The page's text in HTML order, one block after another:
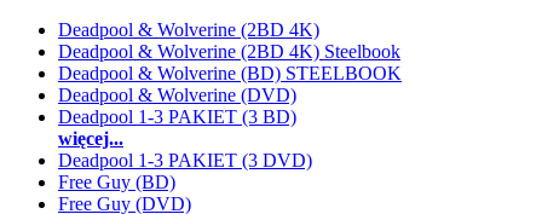
Deadpool & Wolverine (2BD 4K)
Deadpool & Wolverine (2BD 4K) Steelbook
Deadpool & Wolverine (BD) STEELBOOK
Deadpool & Wolverine (DVD)
Deadpool 1-3 PAKIET (3 BD)
więcej...
Deadpool 1-3 PAKIET (3 DVD)
Free Guy (BD)
Free Guy (DVD)